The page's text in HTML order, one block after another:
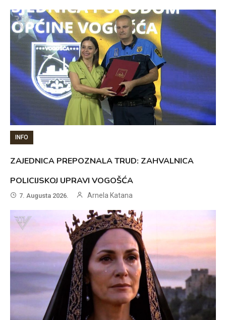
INFO
ZAJEDNICA PREPOZNALA TRUD: ZAHVALNICA
POLICIJSKOJ UPRAVI VOGOŠĆA
7. Augusta 2026. Arnela Katana